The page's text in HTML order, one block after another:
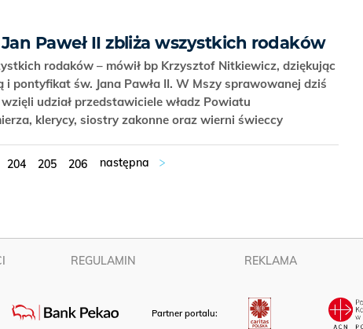
Paweł II zbliża wszystkich rodaków
rodaków – mówił bp Krzysztof Nitkiewicz, dziękując
i pontyfikat św. Jana Pawła II. W Mszy sprawowanej dziś
udział przedstawiciele władz Powiatu
klerycy, siostry zakonne oraz wierni świeccy
204 205 206
REGULAMIN REKLAMA
Partner portalu: